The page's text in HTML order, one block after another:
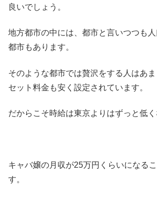
良いでしょう。
地方都市の中には、都市と言いつつも
都市もあります。
そのような都市では贅沢をする人はあま
セット料金も安く設定されています。
だからこそ時給は東京よりはずっと低く
キャバ嬢の月収が25万円くらいになる
す。